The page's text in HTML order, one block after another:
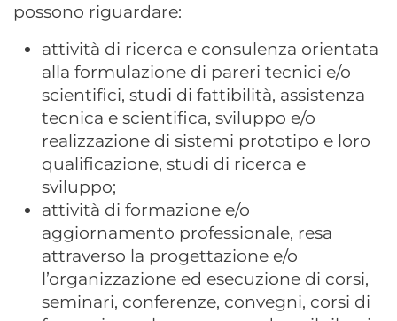
possono riguardare:
attività di ricerca e consulenza orientata
alla formulazione di pareri tecnici e/o
scientifici, studi di fattibilità, assistenza
tecnica e scientifica, sviluppo e/o
realizzazione di sistemi prototipo e loro
qualificazione, studi di ricerca e
sviluppo;
attività di formazione e/o
aggiornamento professionale, resa
attraverso la progettazione e/o
l’organizzazione ed esecuzione di corsi,
seminari, conferenze, convegni, corsi di